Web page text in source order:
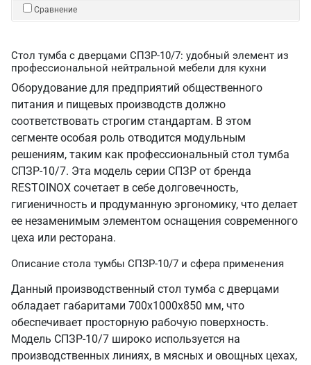
Сравнение
Стол тумба с дверцами СПЗР-10/7: удобный элемент из
профессиональной нейтральной мебели для кухни
Оборудование для предприятий общественного
питания и пищевых производств должно
соответствовать строгим стандартам. В этом
сегменте особая роль отводится модульным
решениям, таким как профессиональный стол тумба
СПЗР-10/7. Эта модель серии СПЗР от бренда
RESTOINOX сочетает в себе долговечность,
гигиеничность и продуманную эргономику, что делает
ее незаменимым элементом оснащения современного
цеха или ресторана.
Описание стола тумбы СПЗР-10/7 и сфера применения
Данный производственный стол тумба с дверцами
обладает габаритами 700х1000х850 мм, что
обеспечивает просторную рабочую поверхность.
Модель СПЗР-10/7 широко используется на
производственных линиях, в мясных и овощных цехах,